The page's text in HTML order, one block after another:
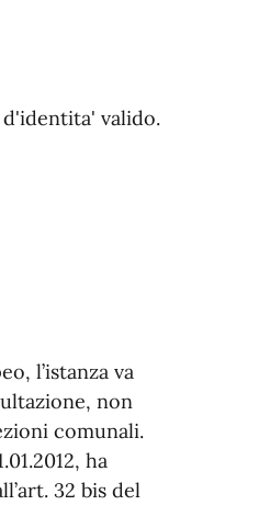
valido.
l’istanza va
non
comunali.
ha
32 bis del